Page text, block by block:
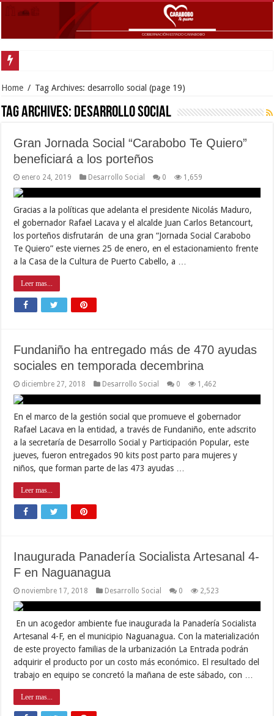
Home / Tag Archives: desarrollo social (page 19)
Tag Archives: desarrollo social
Gran Jornada Social “Carabobo Te Quiero”
beneficiará a los porteños
enero 24, 2019 Desarrollo Social 0 1,659
Gracias a la políticas que adelanta el presidente Nicolás Maduro,
el gobernador Rafael Lacava y el alcalde Juan Carlos Betancourt,
los porteños disfrutarán de una gran “Jornada Social Carabobo
Te Quiero” este viernes 25 de enero, en el estacionamiento frente
a la Casa de la Cultura de Puerto Cabello, a …
Leer mas...
Fundaniño ha entregado más de 470 ayudas
sociales en temporada decembrina
diciembre 27, 2018 Desarrollo Social 0 1,462
En el marco de la gestión social que promueve el gobernador
Rafael Lacava en la entidad, a través de Fundaniño, ente adscrito
a la secretaría de Desarrollo Social y Participación Popular, este
jueves, fueron entregados 90 kits post parto para mujeres y
niños, que forman parte de las 473 ayudas …
Leer mas...
Inaugurada Panadería Socialista Artesanal 4-
F en Naguanagua
noviembre 17, 2018 Desarrollo Social 0 2,523
En un acogedor ambiente fue inaugurada la Panadería Socialista
Artesanal 4-F, en el municipio Naguanagua. Con la materialización
de este proyecto familias de la urbanización La Entrada podrán
adquirir el producto por un costo más económico. El resultado del
trabajo en equipo se concretó la mañana de este sábado, con …
Leer mas...